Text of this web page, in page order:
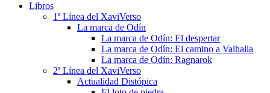
Libros
1ª Línea del XaviVerso
La marca de Odín
La marca de Odín: El despertar
La marca de Odín: El camino a Valhalla
La marca de Odín: Ragnarok
2ª Línea del XaviVerso
Actualidad Distópica